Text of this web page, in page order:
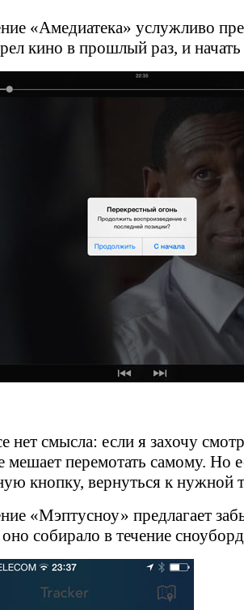
«Амедиатека» услужливо
кино в прошлый раз, и начать
нет смысла: если я захочу
мешает перемотать самому. Но
кнопку, вернуться к нужной
«Мэптусноу» предлагает
собирало в течение